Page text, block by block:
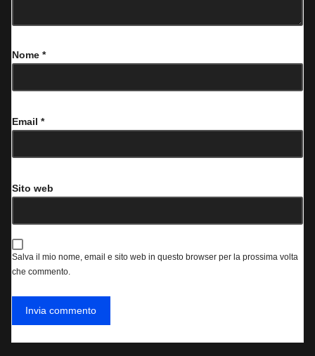
Nome *
Email *
Sito web
Salva il mio nome, email e sito web in questo browser per la prossima volta
che commento.